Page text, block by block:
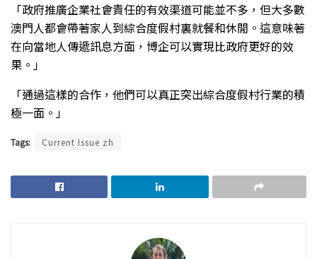
「政府推廣企業社會責任的有效渠道可能並不多，但大多數
澳門人都會帶著家人到綜合度假村裏就餐和休閒。這意味著
在向當地人傳遞訊息方面，博企可以實現比政府更好的效
果。」
「通過這樣的合作，他們可以真正突出綜合度假村行業的積
極一面。」
Tags: Current Issue zh